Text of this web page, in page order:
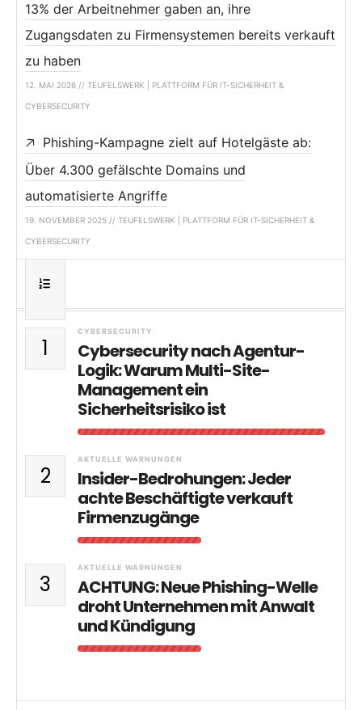
13% der Arbeitnehmer gaben an, ihre
Zugangsdaten zu Firmensystemen bereits verkauft
zu haben
12. MAI 2026 // TEUFELSWERK | PLATTFORM FÜR IT-SICHERHEIT &
CYBERSECURITY
Phishing-Kampagne zielt auf Hotelgäste ab:
Über 4.300 gefälschte Domains und
automatisierte Angriffe
19. NOVEMBER 2025 // TEUFELSWERK | PLATTFORM FÜR IT-SICHERHEIT &
CYBERSECURITY
1
CYBERSECURITY
Cybersecurity nach Agentur-
Logik: Warum Multi-Site-
Management ein
Sicherheitsrisiko ist
2
AKTUELLE WARNUNGEN
Insider-Bedrohungen: Jeder
achte Beschäftigte verkauft
Firmenzugänge
3
AKTUELLE WARNUNGEN
ACHTUNG: Neue Phishing-Welle
droht Unternehmen mit Anwalt
und Kündigung